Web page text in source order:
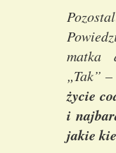
matka
„Tak”
życie
i
jakie